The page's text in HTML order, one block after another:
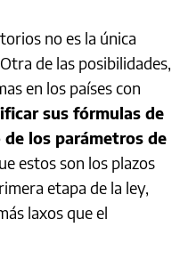
no es la única
de las posibilidades,
en los países con
sus fórmulas de
los parámetros de
estos son los plazos
etapa de la ley,
laxos que el